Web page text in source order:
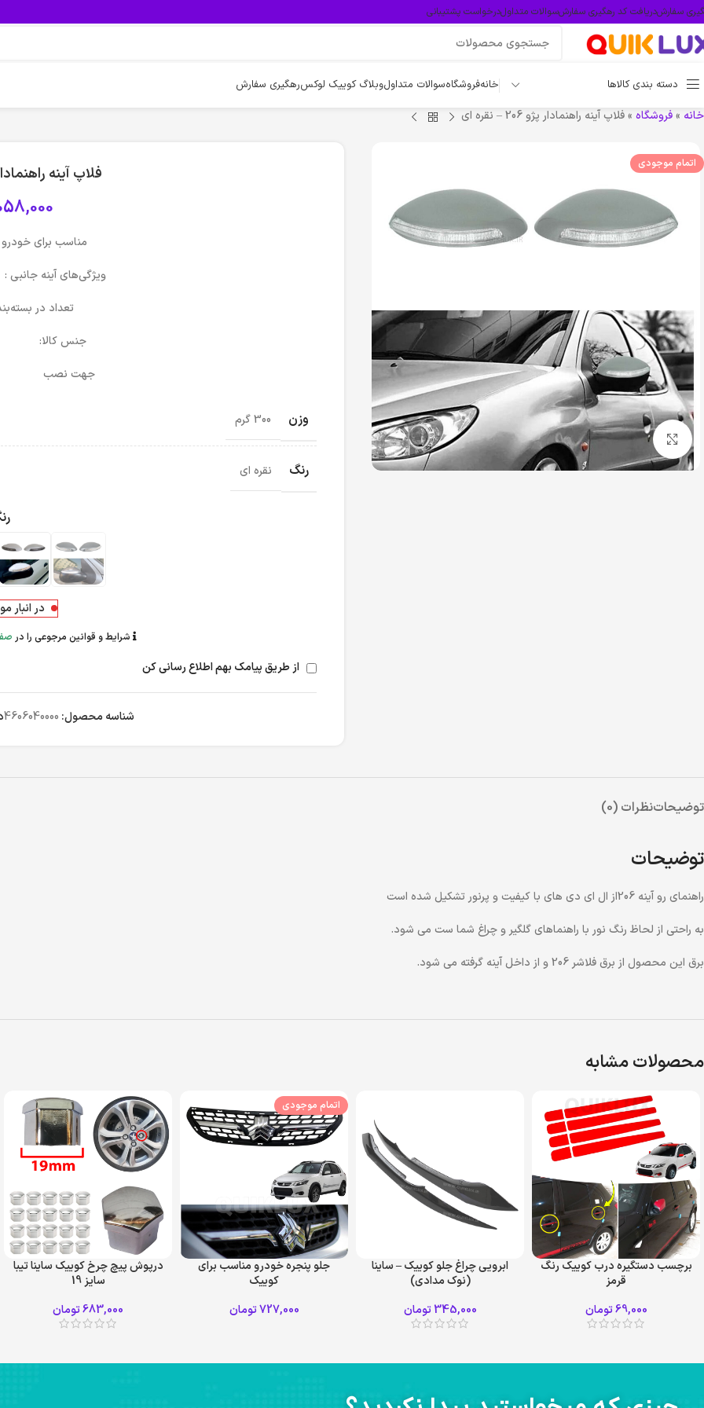
سفارشدریافت کد رهگیری سفارشسوالات متداولدرخواست پشتیبانی
دسته بندی کالاها خانهفروشگاهسوالات متداولوبلاگ کوییک لوکسرهگیری سفارش
خانه »فروشگاه »فلاپ آینه راهنمادار پژو 206 – نقره ای
اتمام موجودی
بزرگنمایی تصویر
فلاپ آینه راهنمادار پژو 206
مناسب برای
ویژگی‌های آینه
تعداد در
جنس
جهت نصب
وزن 300 گرم
رنگ نقره ای
در انبار
شرایط و قوانین مرجوعی را در
از طریق پیامک بهم اطلاع رسانی کن
شناسه محصول: 4606040000
توضیحاتنظرات (0)
توضیحات
راهنمای رو آینه 206از ال ای دی های با کیفیت و پرنور تشکیل شده است
به راحتی از لحاظ رنگ نور با راهنماهای گلگیر و چراغ شما ست می شود.
برق این محصول از برق فلاشر 206 و از داخل آینه گرفته می شود.
محصولات مشابه
برچسب دستگیره درب کوییک رنگ
قرمز
69,000تومان
ابرویی چراغ جلو کوییک – ساینا
(نوک مدادی)
345,000 تومان
اتمام موجودی
جلو پنجره خودرو مناسب برای
کوییک
727,000تومان
درپوش پیچ چرخ کوییک ساینا تیبا
سایز 19
683,000تومان